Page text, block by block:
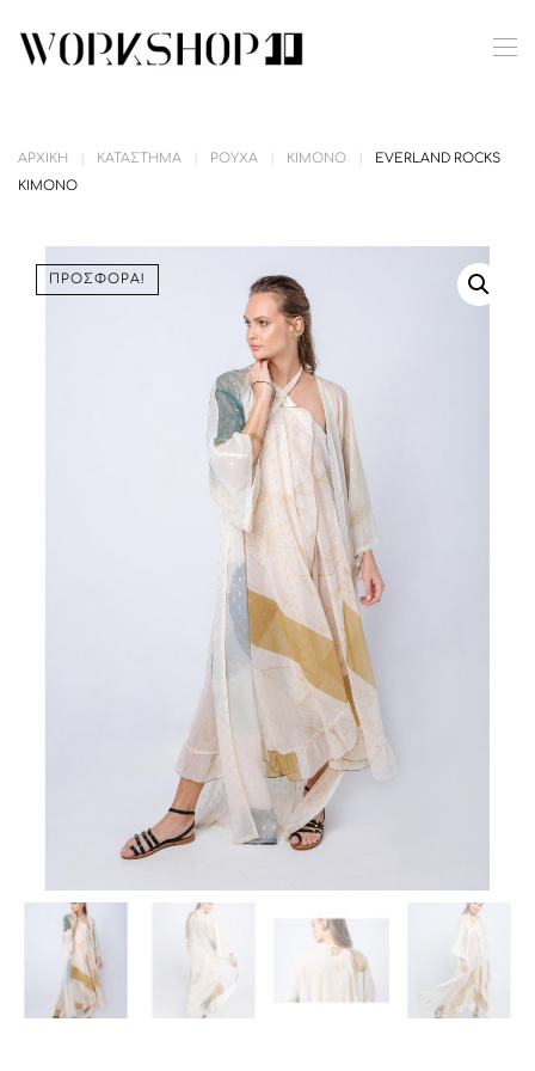
Skip to main content
ΑΡΧΙΚΉ ΚΑΤΆΣΤΗΜΑ ΡΟΎΧΑ ΚΙΜΟΝΌ
EVERLAND ROCKS
KIMONO
ΠΡΟΣΦΟΡΆ!